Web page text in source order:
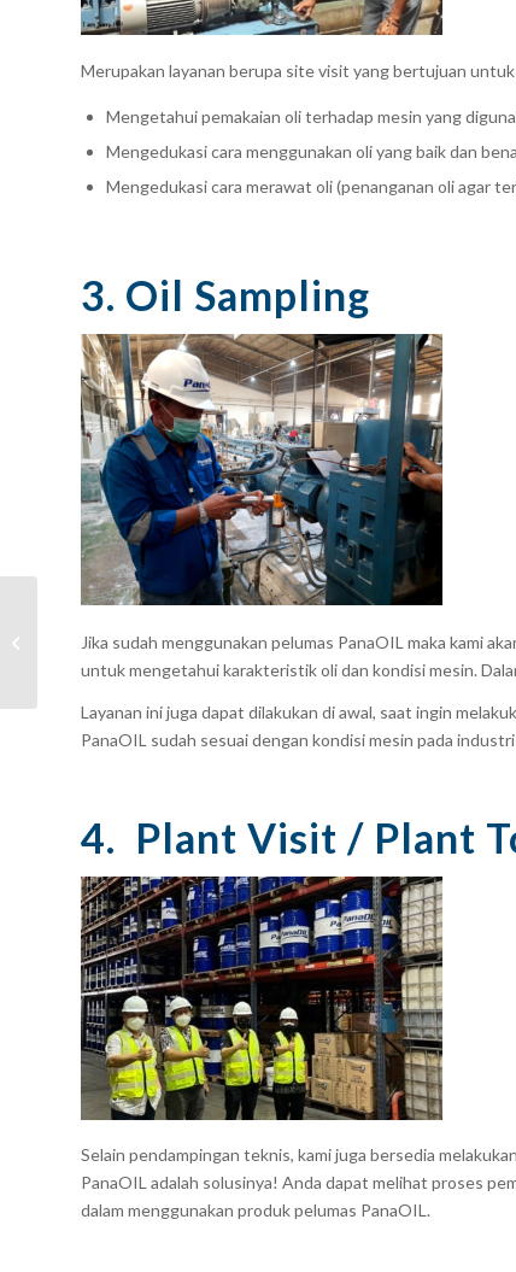
Merupakan layanan berupa site visit yang bertujuan untuk
Mengetahui pemakaian oli terhadap mesin yang
Mengedukasi cara menggunakan oli yang baik dan
Mengedukasi cara merawat oli (penanganan oli agar
3. Oil Sampling
Jika sudah menggunakan pelumas PanaOIL maka kami
untuk mengetahui karakteristik oli dan kondisi mesin.
Layanan ini juga dapat dilakukan di awal, saat ingin
PanaOIL sudah sesuai dengan kondisi mesin pada
4. Plant Visit / Plant
Selain pendampingan teknis, kami juga bersedia
PanaOIL adalah solusinya! Anda dapat melihat proses
dalam menggunakan produk pelumas PanaOIL.
PanaOIL